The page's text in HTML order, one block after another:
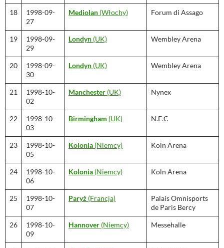
18
1998-09-
27
Mediolan (Włochy) Forum di Assago
19
1998-09-
29
Londyn (UK) Wembley Arena
20
1998-09-
30
Londyn (UK) Wembley Arena
21
1998-10-
02
Manchester (UK) Nynex
22
1998-10-
03
Birmingham (UK) N.E.C
23
1998-10-
05
Kolonia (Niemcy) Koln Arena
24
1998-10-
06
Kolonia (Niemcy) Koln Arena
25
1998-10-
07
Paryż (Francja)
Palais Omnisports
de Paris Bercy
26
1998-10-
09
Hannover (Niemcy) Messehalle